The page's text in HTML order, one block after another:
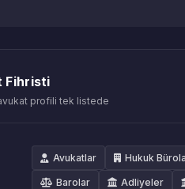
Fihristi
profili tek listede
Avukatlar Hukuk
Barolar Adliyeler